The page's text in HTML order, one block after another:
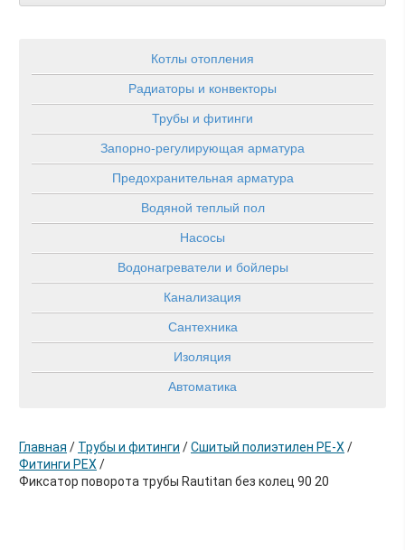
Котлы отопления
Радиаторы и конвекторы
Трубы и фитинги
Запорно-регулирующая арматура
Предохранительная арматура
Водяной теплый пол
Насосы
Водонагреватели и бойлеры
Канализация
Сантехника
Изоляция
Автоматика
Главная / Трубы и фитинги /Сшитый полиэтилен РЕ-Х/
Фитинги PEX/
Фиксатор поворота трубы Rautitan без колец 90 20